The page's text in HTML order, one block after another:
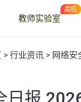
教师实验室
> 行业资讯 > 网络安